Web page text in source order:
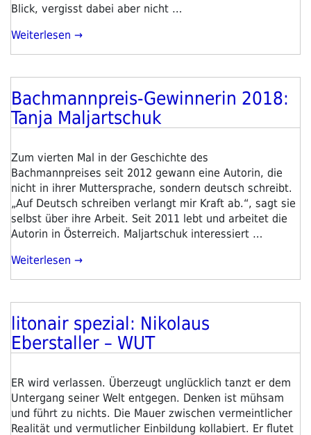
Blick, vergisst dabei aber nicht …
„Richard
Narzissmus
Und
Konformität.
Selbstliebe
Illusion
Und
Befreiung“
Weiterlesen
Veröffentlicht
am
Bachmannpreis-Gewinnerin 2018:
Tanja Maljartschuk
Zum vierten Mal in der Geschichte des
Bachmannpreises seit 2012 gewann eine Autorin, die
nicht in ihrer Muttersprache, sondern deutsch schreibt.
„Auf Deutsch schreiben verlangt mir Kraft ab.“, sagt sie
selbst über ihre Arbeit. Seit 2011 lebt und arbeitet die
Autorin in Österreich. Maljartschuk interessiert …
„Bachmannpreis-
Tanja
Maljartschuk“
Weiterlesen
Veröffentlicht
am
litonair spezial: Nikolaus
Eberstaller – WUT
ER wird verlassen. Überzeugt unglücklich tanzt er dem
Untergang seiner Welt entgegen. Denken ist mühsam
und führt zu nichts. Die Mauer zwischen vermeintlicher
Realität und vermutlicher Einbildung kollabiert. Er flutet